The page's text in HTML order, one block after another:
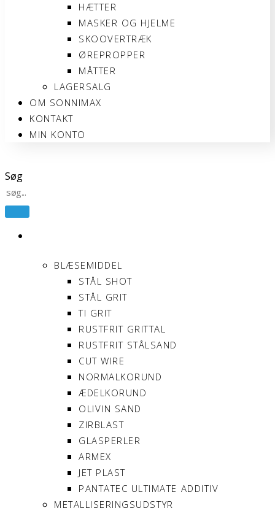
HÆTTER
MASKER OG HJELME
SKOOVERTRÆK
ØREPROPPER
MÅTTER
LAGERSALG
OM SONNIMAX
KONTAKT
MIN KONTO
Søg
BLÆSEMIDDEL
STÅL SHOT
STÅL GRIT
TI GRIT
RUSTFRIT GRITTAL
RUSTFRIT STÅLSAND
CUT WIRE
NORMALKORUND
ÆDELKORUND
OLIVIN SAND
ZIRBLAST
GLASPERLER
ARMEX
JET PLAST
PANTATEC ULTIMATE ADDITIV
METALLISERINGSUDSTYR